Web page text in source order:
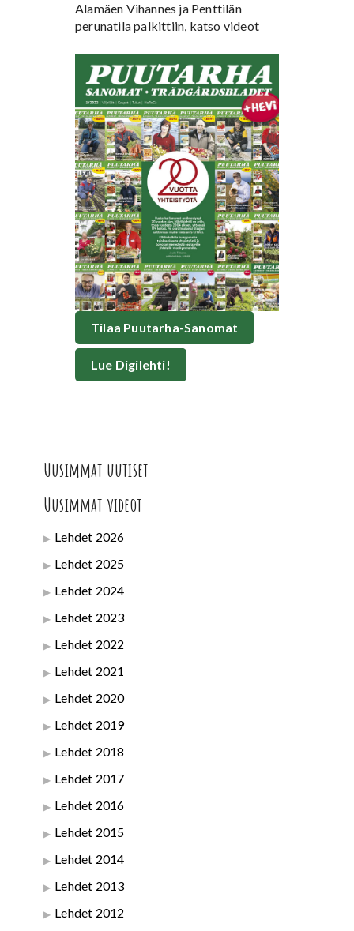
Alamäen Vihannes ja Penttilän
perunatila palkittiin, katso videot
Tilaa Puutarha-Sanomat
Lue Digilehti!
Uusimmat uutiset
Uusimmat videot
Lehdet 2026
Lehdet 2025
Lehdet 2024
Lehdet 2023
Lehdet 2022
Lehdet 2021
Lehdet 2020
Lehdet 2019
Lehdet 2018
Lehdet 2017
Lehdet 2016
Lehdet 2015
Lehdet 2014
Lehdet 2013
Lehdet 2012